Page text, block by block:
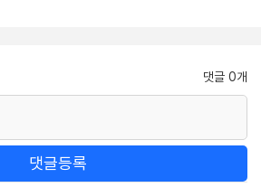
댓글 0개
댓글등록